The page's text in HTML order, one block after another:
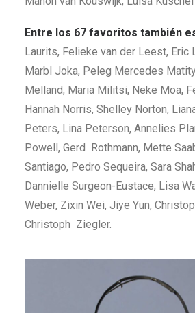
Entre los 67 favoritos también
Laurits, Felieke van der Leest, Eric
Marbl Joka, Peleg Mercedes
Melland, Maria Militsi, Neke Moa,
Hannah Norris, Shelley Norton,
Peters, Lina Peterson, Annelies
Powell, Gerd Rothmann, Mette
Santiago, Pedro Sequeira, Sara
Dannielle Surgeon-Eustace, Lisa
Weber, Zixin Wei, Jiye Yun,
Christoph Ziegler.